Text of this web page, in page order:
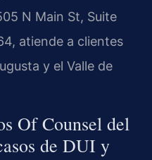
N Main St, Suite
atiende a clientes
y el Valle de
Of Counsel del
de DUI y